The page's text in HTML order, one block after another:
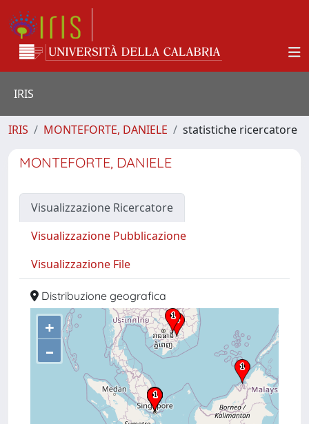
IRIS
IRIS MONTEFORTE, DANIELE statistiche ricercatore
MONTEFORTE, DANIELE
Visualizzazione Ricercatore
Visualizzazione Pubblicazione
Visualizzazione File
Distribuzione geografica
+
–